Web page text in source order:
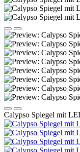
Calypso Spiegel mit